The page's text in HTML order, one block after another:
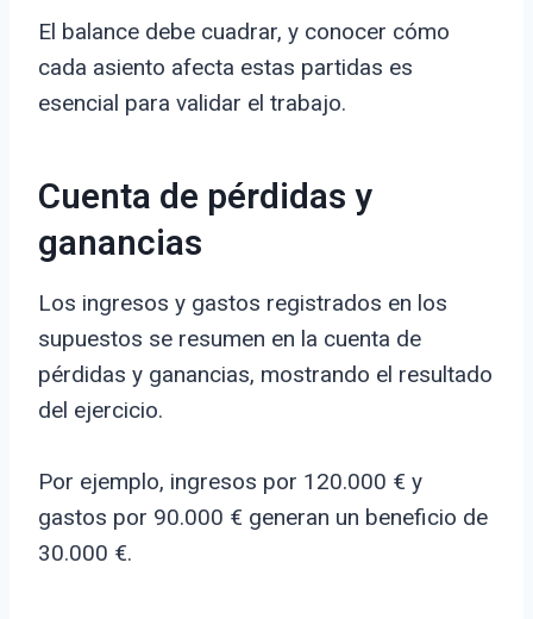
El balance debe cuadrar, y conocer cómo
cada asiento afecta estas partidas es
esencial para validar el trabajo.
Cuenta de pérdidas y
ganancias
Los ingresos y gastos registrados en los
supuestos se resumen en la cuenta de
pérdidas y ganancias, mostrando el resultado
del ejercicio.
Por ejemplo, ingresos por 120.000 € y
gastos por 90.000 € generan un beneficio de
30.000 €.